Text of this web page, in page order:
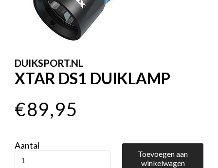
DUIKSPORT.NL
XTAR DS1 DUIKLAMP
€89,95
Aantal
Toevoegen aan
winkelwagen